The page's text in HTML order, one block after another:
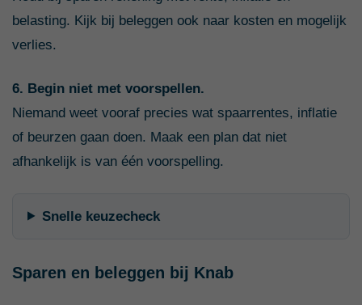
belasting. Kijk bij beleggen ook naar kosten en mogelijk
verlies.
6. Begin niet met voorspellen.
Niemand weet vooraf precies wat spaarrentes, inflatie
of beurzen gaan doen. Maak een plan dat niet
afhankelijk is van één voorspelling.
Snelle keuzecheck
Sparen en beleggen bij Knab